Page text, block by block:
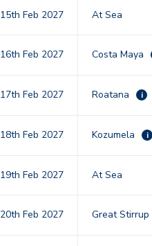
15th Feb 2027 At Sea
16th Feb 2027 Costa Maya
17th Feb 2027 Roatana i
18th Feb 2027 Kozumela i
19th Feb 2027 At Sea
20th Feb 2027 Great Stirrup